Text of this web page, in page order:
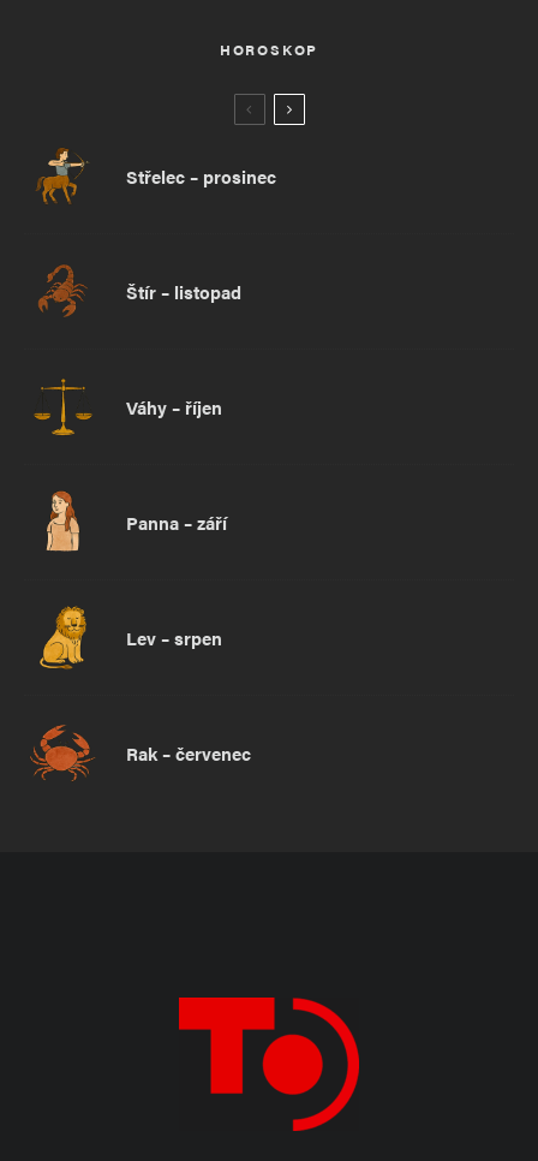
HOROSKOP
Střelec – prosinec
Štír – listopad
Váhy – říjen
Panna – září
Lev – srpen
Rak – červenec